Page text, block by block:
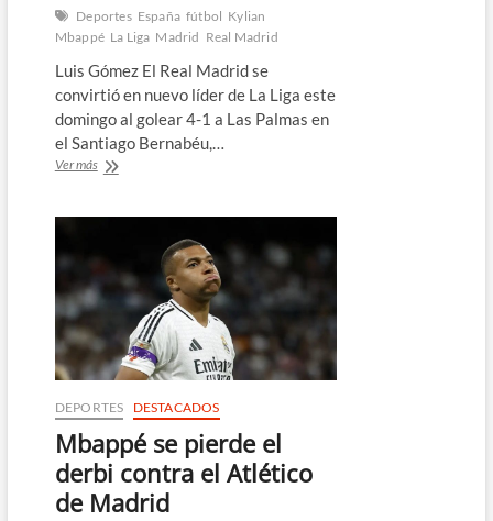
Deportes España fútbol Kylian
Mbappé La Liga Madrid Real Madrid
Luis Gómez El Real Madrid se
convirtió en nuevo líder de La Liga este
domingo al golear 4-1 a Las Palmas en
el Santiago Bernabéu,…
Ver másReal
el
de
La
Liga
goleada
a
Las
Palmas
DEPORTES DESTACADOS
Mbappé se pierde el
derbi contra el Atlético
de Madrid